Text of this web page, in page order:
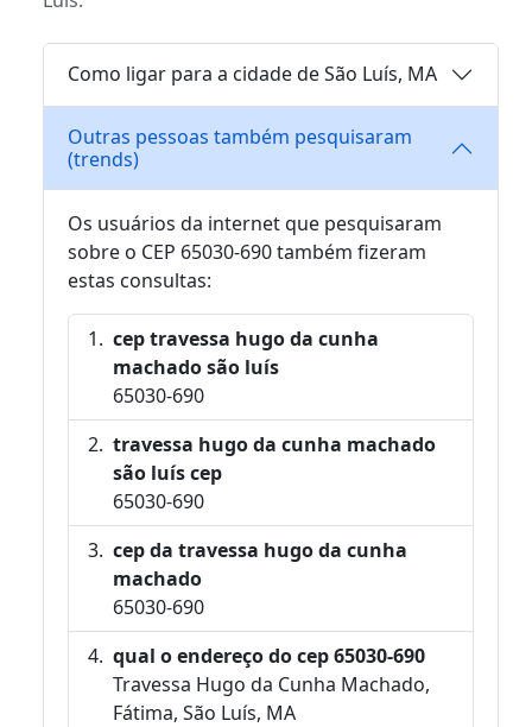
Como ligar para a cidade de São Luís, MA
Outras pessoas também pesquisaram
(trends)
Os usuários da internet que pesquisaram
sobre o CEP 65030-690 também fizeram
estas consultas:
cep travessa hugo da cunha
machado são luís
65030-690
travessa hugo da cunha machado
são luís cep
65030-690
cep da travessa hugo da cunha
machado
65030-690
qual o endereço do cep 65030-690
Travessa Hugo da Cunha Machado,
Fátima, São Luís, MA